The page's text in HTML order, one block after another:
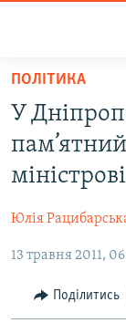
Перейти
основного
матеріалу
Перейти
до
основної
Перейти
пошуку
ВСЕ ЗА ДОБУ
СТАТТІ
ЕКОНОМІКА
СУСПІЛЬСТВО
КУЛЬТУРА
РОСІЙСЬКА
ДОНБАС.РЕАЛІЇ
КРИМ.РЕАЛІЇ
ПОЛІТИКА
У
міністрові
Юлія
13 травня 2011,
Поділитись